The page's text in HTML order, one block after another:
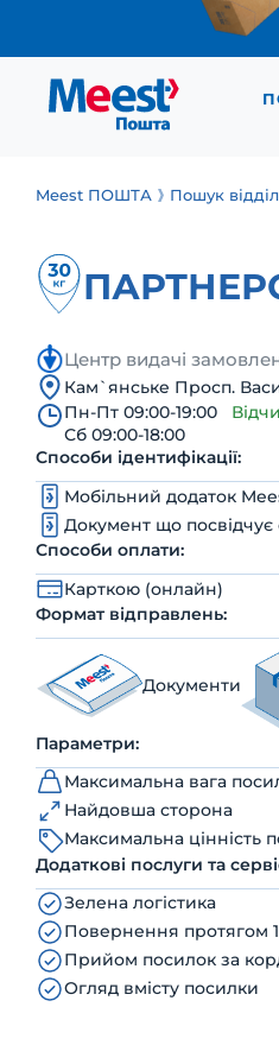
Meest ПОШТА Пошук
Центр видачі
Кам`янське Просп.
Пн-Пт 09:00-19:00
Сб 09:00-18:00
Способи ідентифікації:
Мобільний додаток
Документ що посвідчує
Способи оплати:
Карткою (онлайн)
Формат відправлень:
Документи
Параметри:
Максимальна вага
Найдовша сторона
Максимальна цінність
Додаткові послуги та
Зелена логістика
Повернення протягом
Прийом посилок за
Огляд вмісту посилки